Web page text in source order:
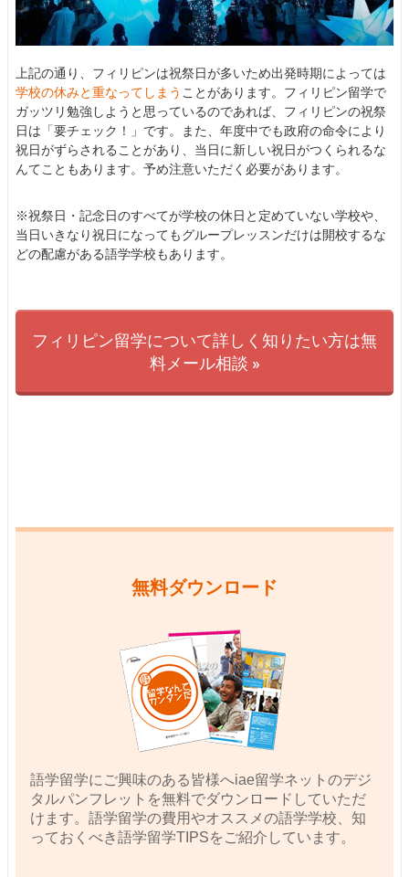
上記の通り、フィリピンは祝祭日が多いため出発時期によっては
学校の休みと重なってしまう ことがあります。フィリピン留学で
ガッツリ勉強しようと思っているのであれば、フィリピンの祝祭
日は「要チェック！」です。また、年度中でも政府の命令により
祝日がずらされることがあり、当日に新しい祝日がつくられるな
んてこともあります。予め注意いただく必要があります。
※祝祭日・記念日のすべてが学校の休日と定めていない学校や、
当日いきなり祝日になってもグループレッスンだけは開校するな
どの配慮がある語学学校もあります。
フィリピン留学について詳しく知りたい方は無
料メール相談 »
無料ダウンロード
語学留学にご興味のある皆様へiae留学ネットのデジ
タルパンフレットを無料でダウンロードしていただ
けます。語学留学の費用やオススメの語学学校、知
っておくべき語学留学TIPSをご紹介しています。